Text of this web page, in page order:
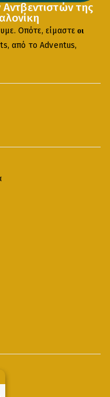
της
Οπότε, είμαστεοι
από το Adventus,